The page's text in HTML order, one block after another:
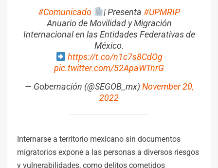
#Comunicado | Presenta #UPMRIP
Anuario de Movilidad y Migración
Internacional en las Entidades Federativas de
México.
https://t.co/n1c7s8CdOg
pic.twitter.com/52ApaWTnrG
— Gobernación (@SEGOB_mx) November 20,
2022
Internarse a territorio mexicano sin documentos
migratorios expone a las personas a diversos riesgos
y vulnerabilidades, como delitos cometidos